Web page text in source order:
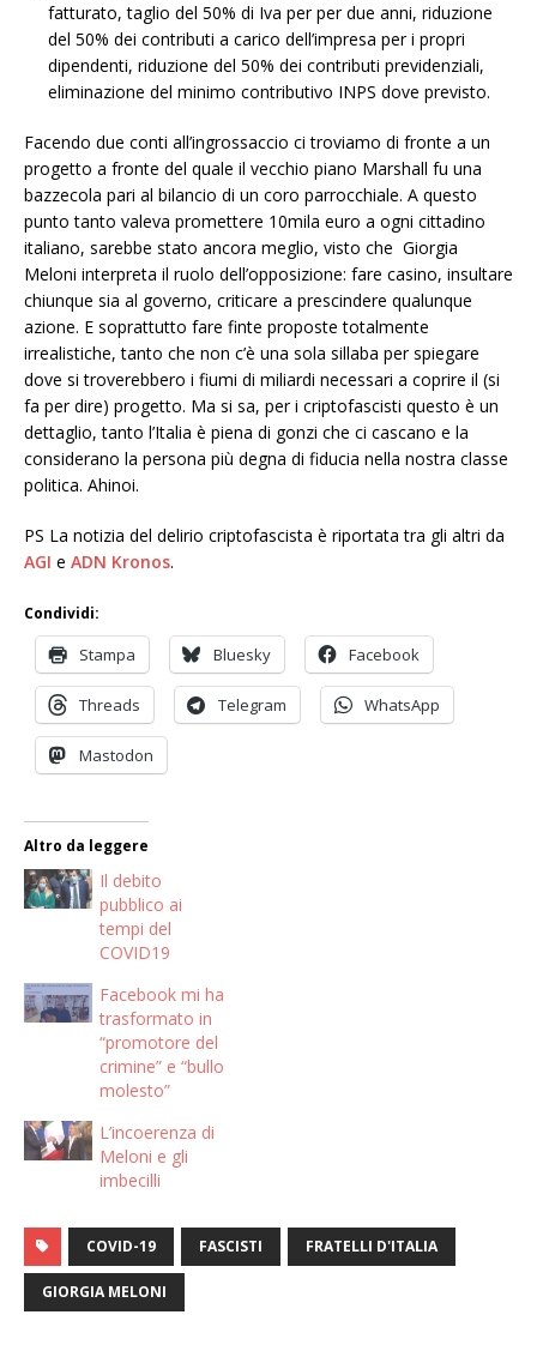
fatturato, taglio del 50% di Iva per per due anni, riduzione
del 50% dei contributi a carico dell’impresa per i propri
dipendenti, riduzione del 50% dei contributi previdenziali,
eliminazione del minimo contributivo INPS dove previsto.
Facendo due conti all’ingrossaccio ci troviamo di fronte a un
progetto a fronte del quale il vecchio piano Marshall fu una
bazzecola pari al bilancio di un coro parrocchiale. A questo
punto tanto valeva promettere 10mila euro a ogni cittadino
italiano, sarebbe stato ancora meglio, visto che Giorgia
Meloni interpreta il ruolo dell’opposizione: fare casino, insultare
chiunque sia al governo, criticare a prescindere qualunque
azione. E soprattutto fare finte proposte totalmente
irrealistiche, tanto che non c’è una sola sillaba per spiegare
dove si troverebbero i fiumi di miliardi necessari a coprire il (si
fa per dire) progetto. Ma si sa, per i criptofascisti questo è un
dettaglio, tanto l’Italia è piena di gonzi che ci cascano e la
considerano la persona più degna di fiducia nella nostra classe
politica. Ahinoi.
PS La notizia del delirio criptofascista è riportata tra gli altri da
AGI e ADN Kronos.
Condividi:
Stampa Bluesky Facebook
Threads Telegram WhatsApp
Mastodon
Altro da leggere
Il debito
pubblico ai
tempi del
COVID19
Facebook mi ha
trasformato in
“promotore del
crimine” e “bullo
molesto”
L’incoerenza di
Meloni e gli
imbecilli
COVID-19 FASCISTI FRATELLI D'ITALIA
GIORGIA MELONI